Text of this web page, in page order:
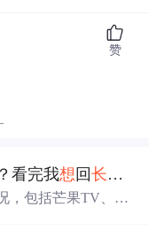
赞
？看完我想 回长沙
，包括芒果TV、浩